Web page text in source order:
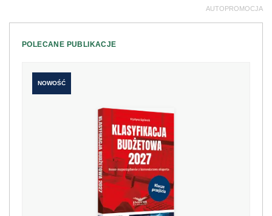
AUTOPROMOCJA
POLECANE PUBLIKACJE
NOWOŚĆ